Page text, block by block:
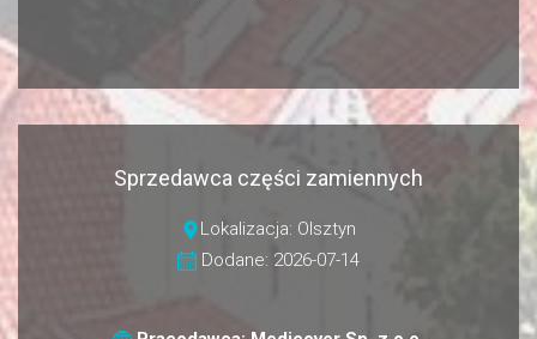
Sprzedawca części zamiennych
Lokalizacja: Olsztyn
Dodane: 2026-07-14